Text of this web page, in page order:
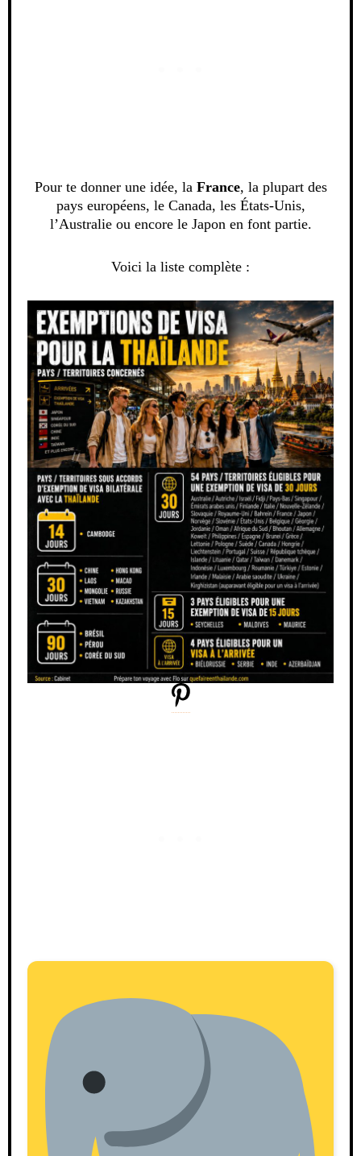
Pour te donner une idée, la France, la plupart des
pays européens, le Canada, les États-Unis,
l’Australie ou encore le Japon en font partie.
Voici la liste complète :